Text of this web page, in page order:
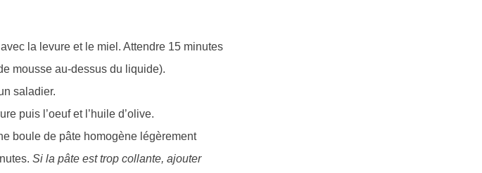
la levure et le miel. Attendre 15 minutes
mousse au-dessus du liquide).
saladier.
puis l’oeuf et l’huile d’olive.
boule de pâte homogène légèrement
Si la pâte est trop collante, ajouter